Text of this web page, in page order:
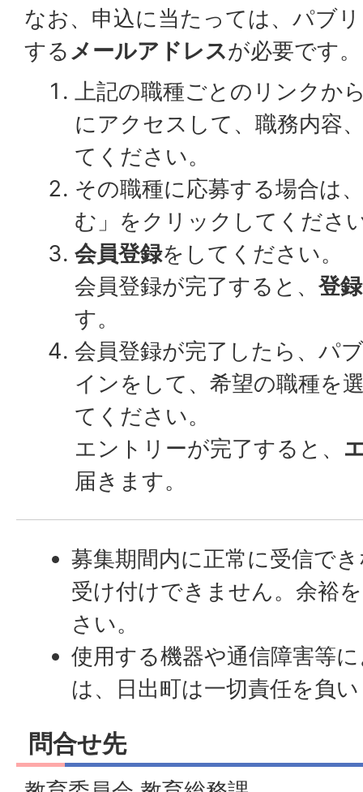
なお、申込に当たっては、パブ
するメールアドレスが必要です。
上記の職種ごとのリンクか
にアクセスして、職務内容
てください。
その職種に応募する場合は
む」をクリックしてくださ
会員登録をしてください。
会員登録が完了すると、 登
す。
会員登録が完了したら、パ
インをして、希望の職種を
てください。
エントリーが完了すると、
届きます。
募集期間内に正常に受信で
受け付けできません。余裕
さい。
使用する機器や通信障害等
は、日出町は一切責任を負
問合せ先